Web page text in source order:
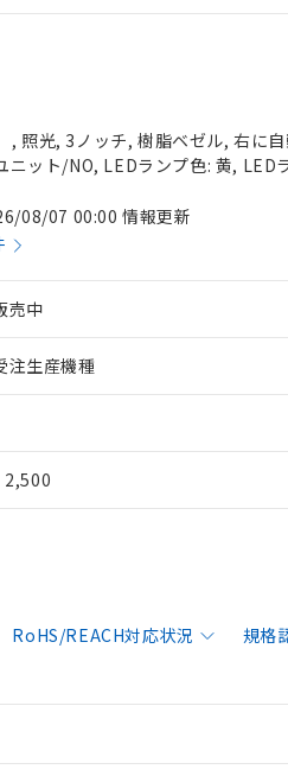
, 照光, 3ノッチ, 樹脂ベゼル, 右に
ニット/NO, LEDランプ色: 黄,
08/07 00:00 情報更新
売中
注生産機種
2,500
RoHS/REACH対応状況 規格